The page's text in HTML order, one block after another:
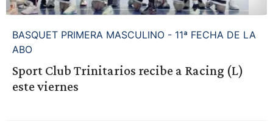
BASQUET PRIMERA MASCULINO - 11ª FECHA DE LA
ABO
Sport Club Trinitarios recibe a Racing (L)
este viernes